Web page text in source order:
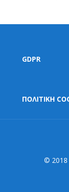
GDPR
ΠΟΛΙΤΙΚΗ
© 2018